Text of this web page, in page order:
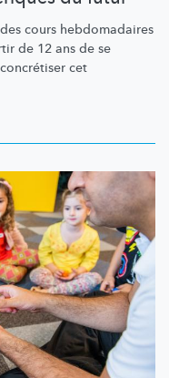
cours hebdomadaires
de 12 ans de se
cet